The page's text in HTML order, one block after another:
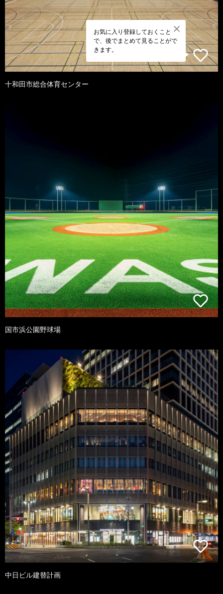
お気に入り登録しておくこと
で、後でまとめて見ることがで
きます。
十和田市総合体育センター
国市浜公園野球場
中日ビル建替計画